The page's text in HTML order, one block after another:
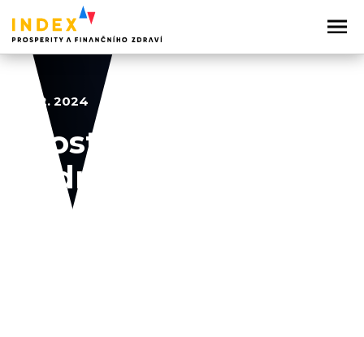
18. 12. 2024
Prostředí pro
podnikatele